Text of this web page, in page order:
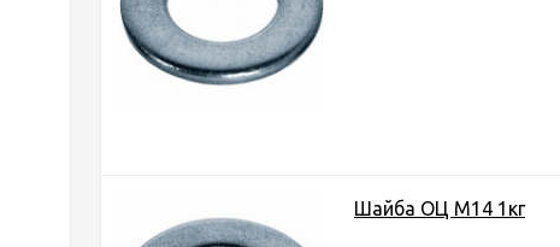
Шайба ОЦ М14 1кг